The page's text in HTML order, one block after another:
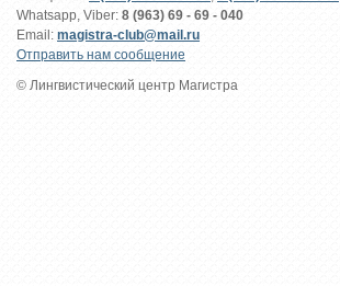
Whatsapp, Viber: 8 (963) 69 - 69 - 040
Email: magistra-club@mail.ru
Отправить нам сообщение
© Лингвистический центр Магистра